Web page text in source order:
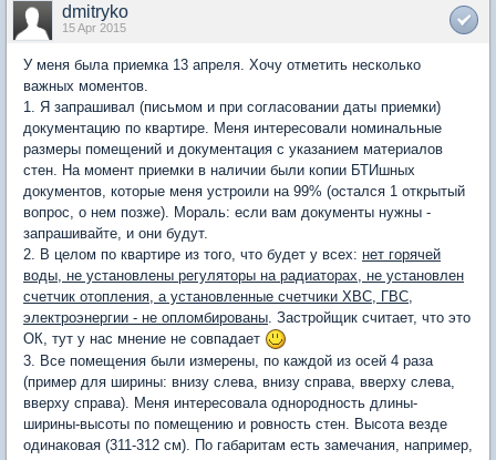
dmitryko
15 Apr 2015
У меня была приемка 13 апреля. Хочу отметить несколько
важных моментов.
1. Я запрашивал (письмом и при согласовании даты приемки)
документацию по квартире. Меня интересовали номинальные
размеры помещений и документация с указанием материалов
стен. На момент приемки в наличии были копии БТИшных
документов, которые меня устроили на 99% (остался 1 открытый
вопрос, о нем позже). Мораль: если вам документы нужны -
запрашивайте, и они будут.
2. В целом по квартире из того, что будет у всех: нет горячей
воды, не установлены регуляторы на радиаторах, не установлен
счетчик отопления, а установленные счетчики ХВС, ГВС,
электроэнергии - не опломбированы . Застройщик считает, что это
ОК, тут у нас мнение не совпадает
3. Все помещения были измерены, по каждой из осей 4 раза
(пример для ширины: внизу слева, внизу справа, вверху слева,
вверху справа). Меня интересовала однородность длины-
ширины-высоты по помещению и ровность стен. Высота везде
одинаковая (311-312 см). По габаритам есть замечания, например,